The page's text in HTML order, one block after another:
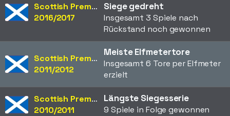
Scottish Premiership
2016/2017
Siege gedreht
Insgesamt 3 Spiele nach
Rückstand noch gewonnen
Scottish Premiership
2011/2012
Meiste Elfmetertore
Insgesamt 6 Tore per Elfmeter
erzielt
Scottish Premiership
2010/2011
Längste Siegesserie
9 Spiele in Folge gewonnen